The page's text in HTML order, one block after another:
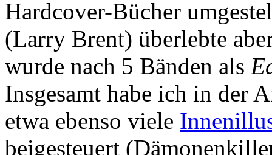
Hardcover-Bücher
(Larry Brent) überlebte
wurde nach 5 Bänden als
Insgesamt habe ich in der
etwa ebenso viele
beigesteuert